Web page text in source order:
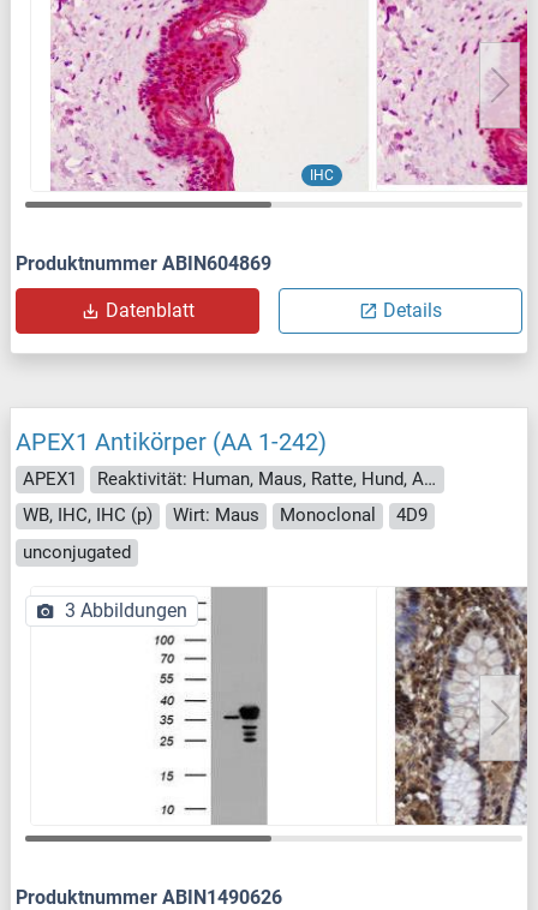
IHC
Produktnummer ABIN604869
Datenblatt Details
APEX1 Antikörper (AA 1-242)
APEX1
Reaktivität: Human, Maus, Ratte, Hund, Affe
WB, IHC, IHC (p)
Wirt: Maus Monoclonal
4D9
unconjugated
3 Abbildungen
Produktnummer ABIN1490626